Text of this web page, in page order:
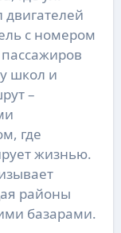
двигателей
с номером
школ и
–
где
жизнью.
районы
базарами.